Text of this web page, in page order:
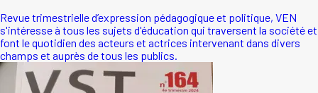
Revue trimestrielle d’expression pédagogique et politique, VEN
s'intéresse à tous les sujets d'éducation qui traversent la société et
font le quotidien des acteurs et actrices intervenant dans divers
champs et auprès de tous les publics.